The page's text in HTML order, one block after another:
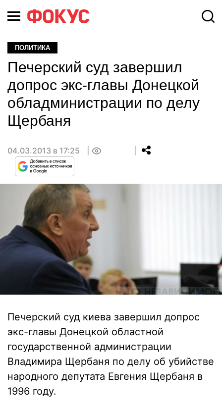
ПОЛИТИКА
Печерский суд завершил
допрос экс-главы Донецкой
обладминистрации по делу
Щербаня
04.03.2013 в 17:25
Печерский суд киева завершил допрос
экс-главы Донецкой областной
государственной администрации
Владимира Щербаня по делу об убийстве
народного депутата Евгения Щербаня в
1996 году.